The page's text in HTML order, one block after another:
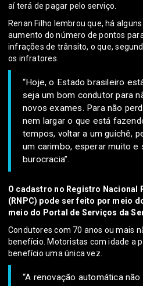
aí terá de pagar pelo serviço.
Renan Filho lembrou que, há
aumento do número de pontos
infrações de trânsito, o que,
os infratores.
“Hoje, o Estado brasileiro
seja um bom condutor para
novos exames. Para não
nem largar o que está
tempos, voltar a um guichê,
um carimbo, esperar muito e
burocracia”.
O cadastro no Registro Nacional
(RNPC) pode ser feito por meio
meio do Portal de Serviços da
Condutores com 70 anos ou mais
benefício. Motoristas com idade a
benefício uma única vez.
“A renovação automática